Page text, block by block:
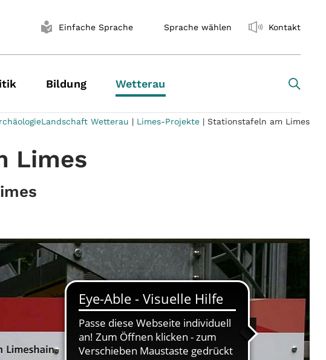
Einfache Sprache Sprache wählen Kontakt
Bildung Wetterau
Wetterau | Limes-Projekte| Stationstafeln am Limes
Limes